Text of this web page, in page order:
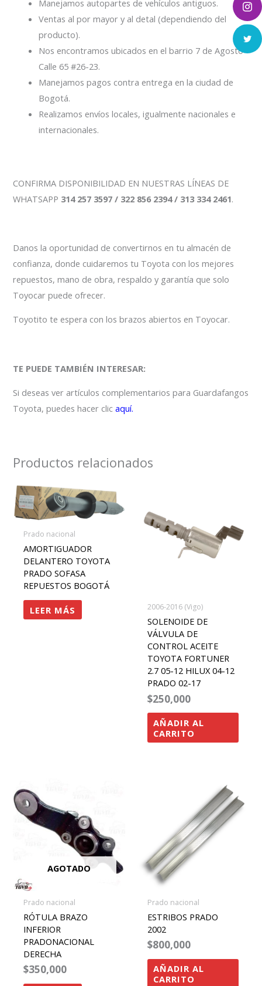
Manejamos autopartes de vehículos antiguos.
Ventas al por mayor y al detal (dependiendo del
producto).
Nos encontramos ubicados en el barrio 7 de Agosto
Calle 65 #26-23.
Manejamos pagos contra entrega en la ciudad de
Bogotá.
Realizamos envíos locales, igualmente nacionales e
internacionales.
CONFIRMA DISPONIBILIDAD EN NUESTRAS LÍNEAS DE
WHATSAPP 314 257 3597 / 322 856 2394 / 313 334 2461.
Danos la oportunidad de convertirnos en tu almacén de
confianza, donde cuidaremos tu Toyota con los mejores
repuestos, mano de obra, respaldo y garantía que solo
Toyocar puede ofrecer.
Toyotito te espera con los brazos abiertos en Toyocar.
TE PUEDE TAMBIÉN INTERESAR:
Si deseas ver artículos complementarios para Guardafangos
Toyota, puedes hacer clicaquí.
Productos relacionados
Prado nacional
AMORTIGUADOR
DELANTERO TOYOTA
PRADO SOFASA
REPUESTOS BOGOTÁ
LEER MÁS 2006-2016 (Vigo)
SOLENOIDE DE
VÁLVULA DE
CONTROL ACEITE
TOYOTA FORTUNER
2.7 05-12 HILUX 04-12
PRADO 02-17
$250,000
AÑADIR AL
CARRITO
AGOTADO
Prado nacional
RÓTULA BRAZO
INFERIOR
PRADONACIONAL
DERECHA
$350,000
Prado nacional
ESTRIBOS PRADO
2002
$800,000
AÑADIR AL
CARRITO